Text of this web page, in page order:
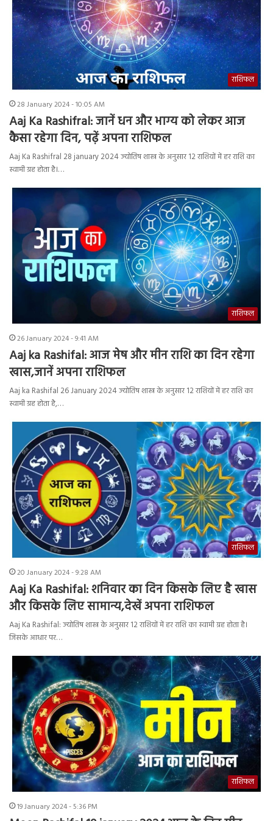
राशिफल
28 January 2024 - 10:05 AM
Aaj Ka Rashifral: जानें धन और भाग्य को लेकर आज
कैसा रहेगा दिन, पढ़ें अपना राशिफल
Aaj Ka Rashifral 28 january 2024 ज्योतिष शास्त्र के अनुसार 12 राशियों में हर राशि का
स्वामी ग्रह होता है।…
राशिफल
26 January 2024 - 9:41 AM
Aaj ka Rashifal: आज मेष और मीन राशि का दिन रहेगा
खास,जानें अपना राशिफल
Aaj ka Rashifal 26 January 2024 ज्योतिष शास्त्र के अनुसार 12 राशियों में हर राशि का
स्वामी ग्रह होता है,…
राशिफल
20 January 2024 - 9:28 AM
Aaj Ka Rashifal: शनिवार का दिन किसके लिए है खास
और किसके लिए सामान्य,देखें अपना राशिफल
Aaj Ka Rashifal: ज्योतिष शास्त्र के अनुसार 12 राशियों में हर राशि का स्वामी ग्रह होता है।
जिसके आधार पर…
राशिफल
19 January 2024 - 5:36 PM